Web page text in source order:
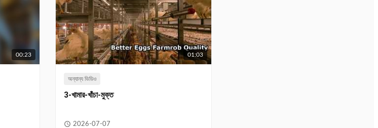
00:23 01:03
অন্যান্য ভিডিও
3-খামার-খাঁচা-মুক্ত
2026-07-07